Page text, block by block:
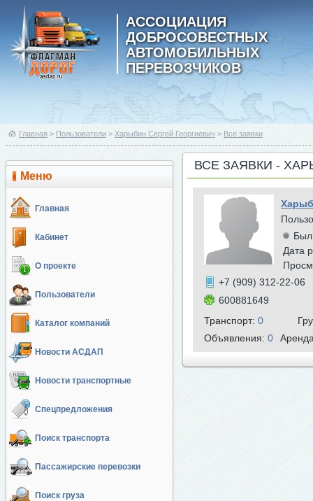
АССОЦИАЦИЯ
ДОБРОСОВЕСТНЫХ
АВТОМОБИЛЬНЫХ
ПЕРЕВОЗЧИКОВ
Главная > Пользователи > Харыбин Сергей Георгиевич > Все заявки
Меню
Главная
Кабинет
О проекте
Пользователи
Каталог компаний
Новости АСДАП
Новости транспортные
Спецпредложения
Поиск транспорта
Пассажирские перевозки
Поиск груза
ВСЕ ЗАЯВКИ -
Был
Дата
+7 (909) 312-22-06
600881649
Транспорт: 0
Объявления: 0